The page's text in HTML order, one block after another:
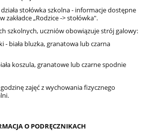
stołówka szkolna - informacje dostępne
zakładce„Rodzice -> stołówka".
szkolnych, uczniów obowiązuje strój galowy:
- biała bluzka, granatowa lub czarna
koszula, granatowe lub czarne spodnie
zajęć z wychowania fizycznego
O PODRĘCZNIKACH